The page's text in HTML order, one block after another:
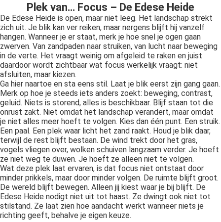
Plek van… Focus – De Edese Heide
De Edese Heide is open, maar niet leeg. Het landschap strekt
zich uit. Je blik kan ver reiken, maar nergens blijft hij vanzelf
hangen. Wanneer je er staat, merk je hoe snel je ogen gaan
zwerven. Van zandpaden naar struiken, van lucht naar beweging
in de verte. Het vraagt weinig om afgeleid te raken en juist
daardoor wordt zichtbaar wat focus werkelijk vraagt: niet
afsluiten, maar kiezen.
Ga hier naartoe en sta eens stil. Laat je blik eerst zijn gang gaan.
Merk op hoe je steeds iets anders zoekt: beweging, contrast,
geluid. Niets is storend, alles is beschikbaar. Blijf staan tot die
onrust zakt. Niet omdat het landschap verandert, maar omdat
je niet alles meer hoeft te volgen. Kies dan één punt. Een struik.
Een paal. Een plek waar licht het zand raakt. Houd je blik daar,
terwijl de rest blijft bestaan. De wind trekt door het gras,
vogels vliegen over, wolken schuiven langzaam verder. Je hoeft
ze niet weg te duwen. Je hoeft ze alleen niet te volgen.
Wat deze plek laat ervaren, is dat focus niet ontstaat door
minder prikkels, maar door minder volgen. De ruimte blijft groot.
De wereld blijft bewegen. Alleen jij kiest waar je bij blijft. De
Edese Heide nodigt niet uit tot haast. Ze dwingt ook niet tot
stilstand. Ze laat zien hoe aandacht werkt wanneer niets je
richting geeft, behalve je eigen keuze.